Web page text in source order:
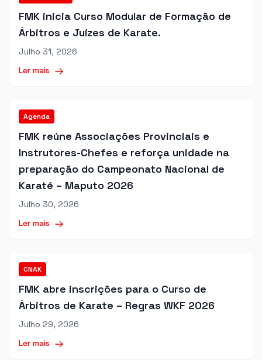
FMK inicia Curso Modular de Formação de
Árbitros e Juízes de Karate.
Julho 31, 2026
Ler mais
Agenda
FMK reúne Associações Provinciais e
Instrutores-Chefes e reforça unidade na
preparação do Campeonato Nacional de
Karaté – Maputo 2026
Julho 30, 2026
Ler mais
CNAK
FMK abre inscrições para o Curso de
Árbitros de Karate – Regras WKF 2026
Julho 29, 2026
Ler mais